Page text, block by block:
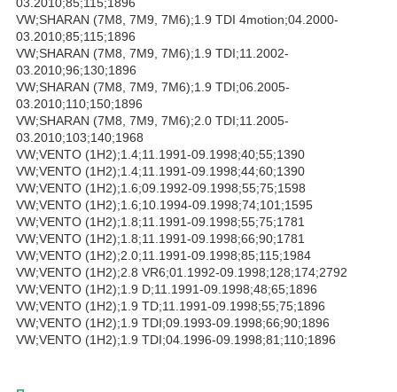
VW;SHARAN (7M8, 7M9, 7M6);1.9 TDI 4motion;04.2000-
03.2010;85;115;1896
VW;SHARAN (7M8, 7M9, 7M6);1.9 TDI;11.2002-
03.2010;96;130;1896
VW;SHARAN (7M8, 7M9, 7M6);1.9 TDI;06.2005-
03.2010;110;150;1896
VW;SHARAN (7M8, 7M9, 7M6);2.0 TDI;11.2005-
03.2010;103;140;1968
VW;VENTO (1H2);1.4;11.1991-09.1998;40;55;1390
VW;VENTO (1H2);1.4;11.1991-09.1998;44;60;1390
VW;VENTO (1H2);1.6;09.1992-09.1998;55;75;1598
VW;VENTO (1H2);1.6;10.1994-09.1998;74;101;1595
VW;VENTO (1H2);1.8;11.1991-09.1998;55;75;1781
VW;VENTO (1H2);1.8;11.1991-09.1998;66;90;1781
VW;VENTO (1H2);2.0;11.1991-09.1998;85;115;1984
VW;VENTO (1H2);2.8 VR6;01.1992-09.1998;128;174;2792
VW;VENTO (1H2);1.9 D;11.1991-09.1998;48;65;1896
VW;VENTO (1H2);1.9 TD;11.1991-09.1998;55;75;1896
VW;VENTO (1H2);1.9 TDI;09.1993-09.1998;66;90;1896
VW;VENTO (1H2);1.9 TDI;04.1996-09.1998;81;110;1896